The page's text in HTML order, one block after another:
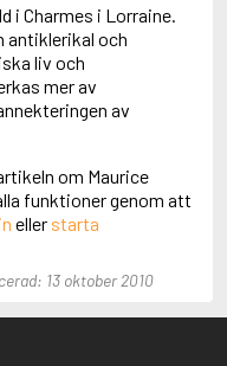
i Charmes i Lorraine.
antiklerikal och
liv och
mer av
av
om Maurice
funktioner genom att
eller starta
13 oktober 2010